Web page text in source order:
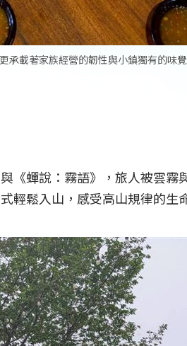
承載著家族經營的韌性與小鎮獨有的味
《蟬說：霧語》，旅人被雲霧
輕鬆入山，感受高山規律的生